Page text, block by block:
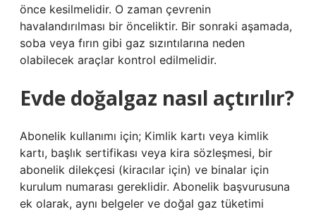
önce kesilmelidir. O zaman çevrenin
havalandırılması bir önceliktir. Bir sonraki aşamada,
soba veya fırın gibi gaz sızıntılarına neden
olabilecek araçlar kontrol edilmelidir.
Evde doğalgaz nasıl açtırılır?
Abonelik kullanımı için; Kimlik kartı veya kimlik
kartı, başlık sertifikası veya kira sözleşmesi, bir
abonelik dilekçesi (kiracılar için) ve binalar için
kurulum numarası gereklidir. Abonelik başvurusuna
ek olarak, aynı belgeler ve doğal gaz tüketimi